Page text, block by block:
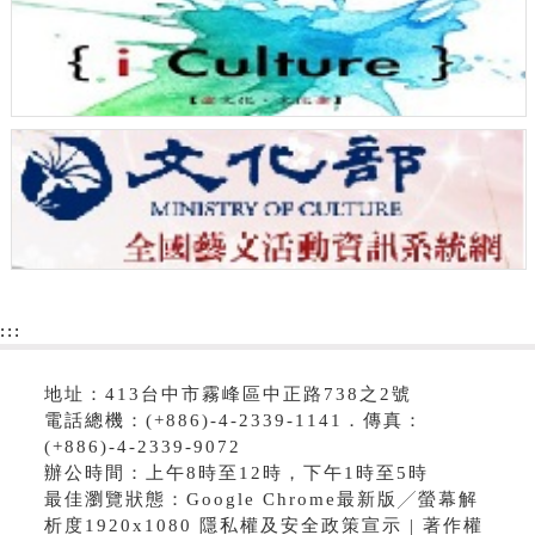
:::
地址：413台中市霧峰區中正路738之2號
電話總機：(+886)-4-2339-1141．傳真：
(+886)-4-2339-9072
辦公時間：上午8時至12時，下午1時至5時
最佳瀏覽狀態：Google Chrome最新版╱螢幕解
析度1920x1080 隱私權及安全政策宣示 | 著作權